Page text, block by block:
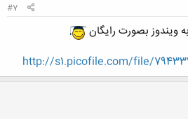
#7
ویندوز بصورت رایگان
http://s1.picofile.com/file/